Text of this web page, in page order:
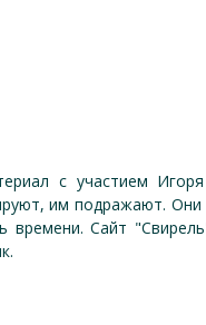
с участием
им подражают.
времени. Сайт